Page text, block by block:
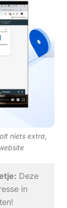
niets extra,
Deze
in